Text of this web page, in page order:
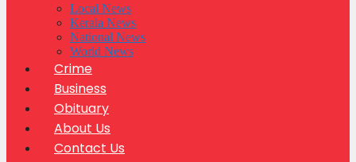
Local News
Kerala News
National News
World News
Crime
Business
Obituary
About Us
Contact Us